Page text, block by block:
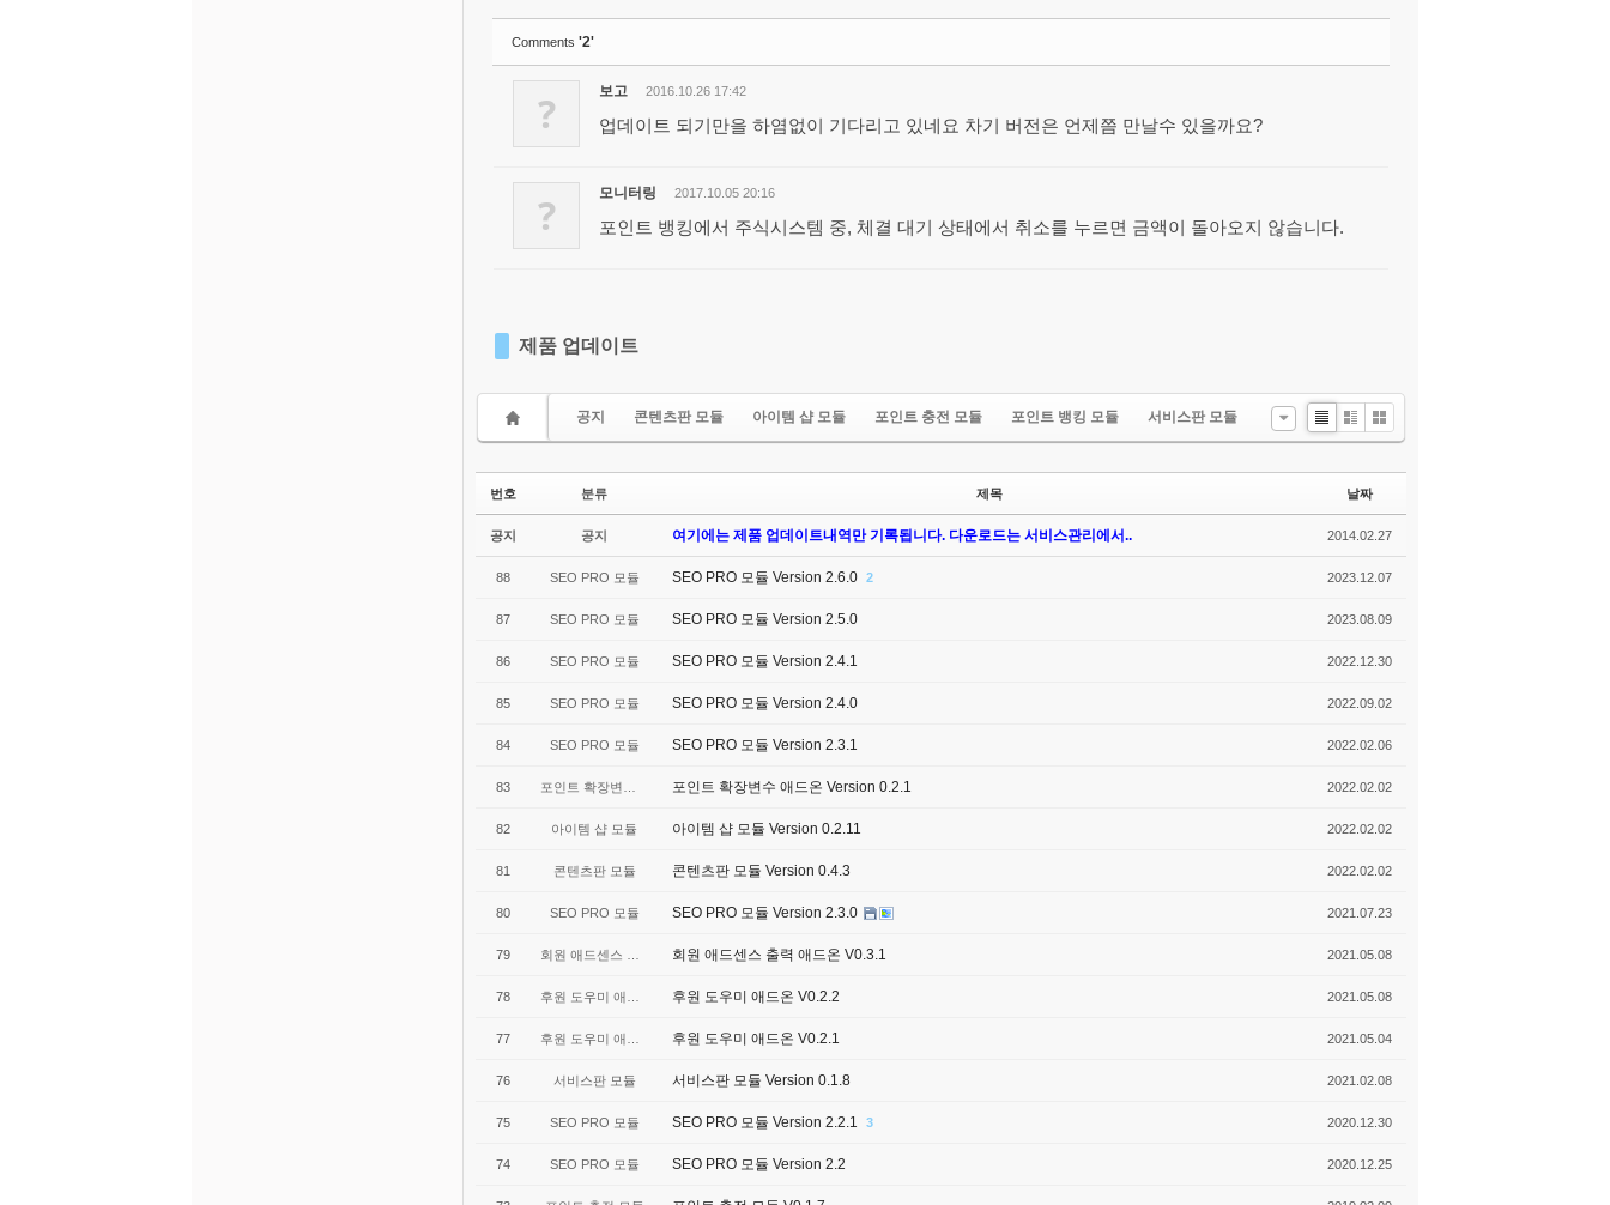
Comments '2'
? 보고 2016.10.26 17:42
업데이트 되기만을 하염없이 기다리고 있네요 차기 버전은 언제쯤 만날수 있을까요?
? 모니터링 2017.10.05 20:16
포인트 뱅킹에서 주식시스템 중, 체결 대기 상태에서 취소를 누르면 금액이 돌아오지 않습니다.
제품 업데이트
공지 콘텐츠판 모듈 아이템 샵 모듈 포인트 충전 모듈 포인트 뱅킹 모듈
서비스판 모듈
List ZineGallery
번호 분류 제목 날짜
공지 공지 여기에는 제품 업데이트내역만 기록됩니다. 다운로드는 서비스관리에서.. 2014.02.27
88 SEO PRO 모듈 SEO PRO 모듈 Version 2.6.0 2 2023.12.07
87 SEO PRO 모듈 SEO PRO 모듈 Version 2.5.0 2023.08.09
86 SEO PRO 모듈 SEO PRO 모듈 Version 2.4.1 2022.12.30
85 SEO PRO 모듈 SEO PRO 모듈 Version 2.4.0 2022.09.02
84 SEO PRO 모듈 SEO PRO 모듈 Version 2.3.1 2022.02.06
83 포인트 확장변수 애드온 Version 0.2.1 2022.02.02
82 아이템 샵 모듈 아이템 샵 모듈 Version 0.2.11 2022.02.02
81 콘텐츠판 모듈 콘텐츠판 모듈 Version 0.4.3 2022.02.02
80 SEO PRO 모듈 SEO PRO 모듈 Version 2.3.0 2021.07.23
79 회원 애드센스 출력 애드온 V0.3.1 2021.05.08
78 후원 도우미 애드온 V0.2.2 2021.05.08
77 후원 도우미 애드온 V0.2.1 2021.05.04
76 서비스판 모듈 서비스판 모듈 Version 0.1.8 2021.02.08
75 SEO PRO 모듈 SEO PRO 모듈 Version 2.2.1 3 2020.12.30
74 SEO PRO 모듈 SEO PRO 모듈 Version 2.2 2020.12.25